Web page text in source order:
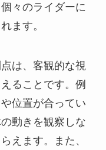
々のライダーに
ます。
は、客観的な視
ることです。例
位置が合ってい
動きを観察しな
えます。また、